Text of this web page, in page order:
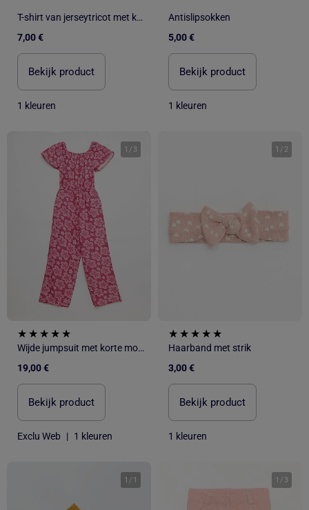
T-shirt van jerseytricot met korte geribde mouwen
7,00 €
Bekijk product
1 kleuren
Antislipsokken
5,00 €
Bekijk product
1 kleuren
1 / 3
Wijde jumpsuit met korte mouwen
19,00 €
Bekijk product
Exclu Web | 1 kleuren
1 / 2
Haarband met strik
3,00 €
Bekijk product
1 kleuren
1 / 1 1 / 3